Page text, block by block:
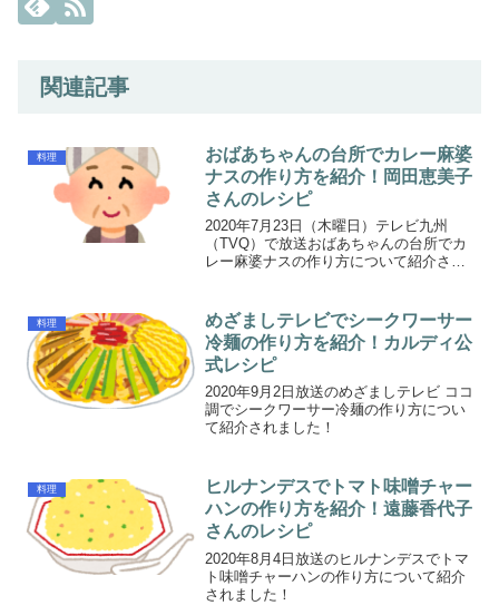
関連記事
料理
おばあちゃんの台所でカレー麻婆
ナスの作り方を紹介！岡田恵美子
さんのレシピ
2020年7月23日（木曜日）テレビ九州
（TVQ）で放送おばあちゃんの台所でカ
レー麻婆ナスの作り方について紹介され
料理
めざましテレビでシークワーサー
冷麺の作り方を紹介！カルディ公
式レシピ
2020年9月2日放送のめざましテレビ ココ
調でシークワーサー冷麺の作り方につい
て紹介されました！
料理
ヒルナンデスでトマト味噌チャー
ハンの作り方を紹介！遠藤香代子
さんのレシピ
2020年8月4日放送のヒルナンデスでトマ
ト味噌チャーハンの作り方について紹介
されました！